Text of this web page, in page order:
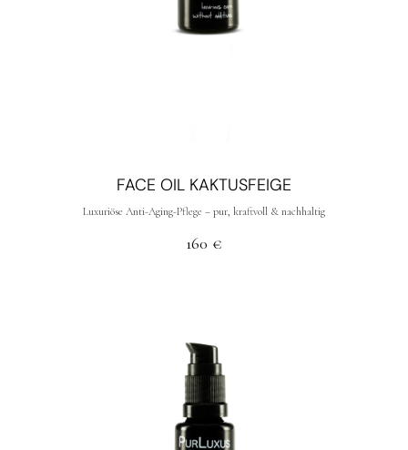
FACE OIL KAKTUSFEIGE
Luxuriöse Anti-Aging-Pflege – pur, kraftvoll & nachhaltig
160 €